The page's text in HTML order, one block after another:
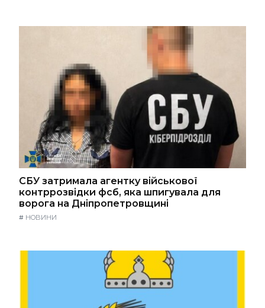
СБУ затримала агентку військової
контррозвідки фсб, яка шпигувала для
ворога на Дніпропетровщині
# НОВИНИ